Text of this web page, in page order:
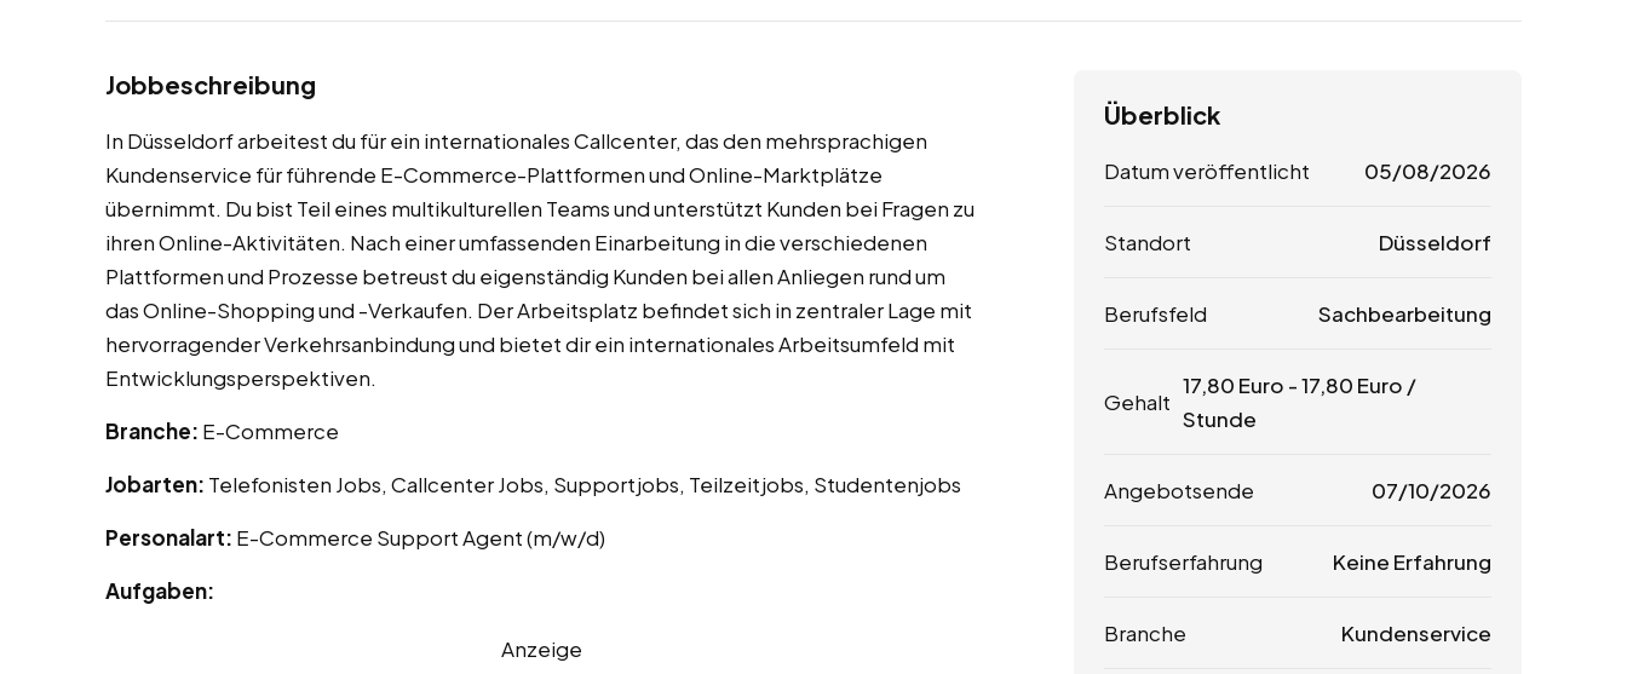
Jobbeschreibung
In Düsseldorf arbeitest du für ein internationales Callcenter, das den mehrsprachigen
Kundenservice für führende E-Commerce-Plattformen und Online-Marktplätze
übernimmt. Du bist Teil eines multikulturellen Teams und unterstützt Kunden bei Fragen zu
ihren Online-Aktivitäten. Nach einer umfassenden Einarbeitung in die verschiedenen
Plattformen und Prozesse betreust du eigenständig Kunden bei allen Anliegen rund um
das Online-Shopping und -Verkaufen. Der Arbeitsplatz befindet sich in zentraler Lage mit
hervorragender Verkehrsanbindung und bietet dir ein internationales Arbeitsumfeld mit
Entwicklungsperspektiven.
Branche: E-Commerce
Jobarten: Telefonisten Jobs, Callcenter Jobs, Supportjobs, Teilzeitjobs, Studentenjobs
Personalart: E-Commerce Support Agent (m/w/d)
Aufgaben:
Anzeige
Überblick
Datum veröffentlicht 05/08/2026
Standort Düsseldorf
Berufsfeld Sachbearbeitung
Gehalt
17,80 Euro -17,80 Euro /
Stunde
Angebotsende 07/10/2026
Berufserfahrung Keine Erfahrung
Branche Kundenservice